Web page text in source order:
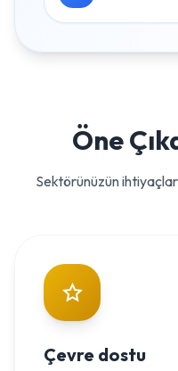
Öne
Sektörünüzün
Çevre dostu